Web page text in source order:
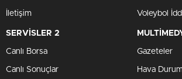
İletişim Voleybol
SERVİSLER 2
Canlı Borsa
Canlı Sonuçlar
Gazeteler
Hava